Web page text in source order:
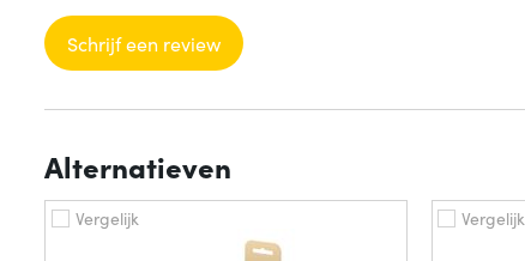
Schrijf een review
Alternatieven
Vergelijk Vergelijk